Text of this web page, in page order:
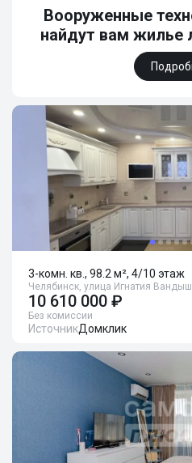
Вооруженные
найдут вам жилье
3-комн. кв., 98.2 м², 4/10 этаж
Челябинск, улица Игнатия
10 610 000 ₽
Без комиссии
ИсточникДомклик